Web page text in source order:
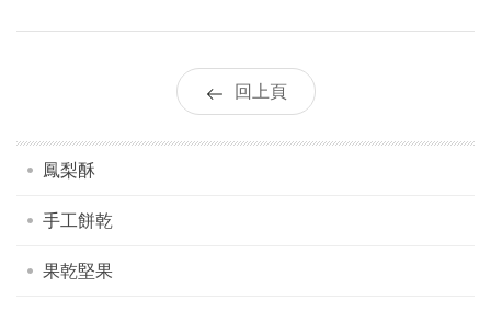
綜合酥(單層6口味_鳳檸酥) $300
鳳爵酥(單層6入裝) $300
回上頁
鳳梨酥
手工餅乾
果乾堅果